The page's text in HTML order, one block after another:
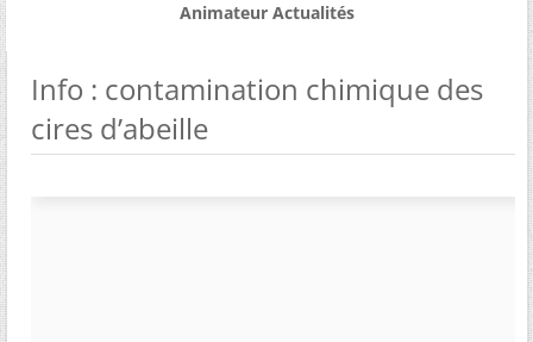
Animateur Actualités
Info : contamination chimique des
cires d’abeille